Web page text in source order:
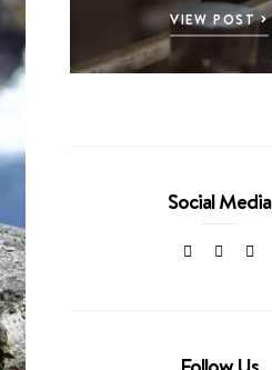
VIEW POST
Social Media